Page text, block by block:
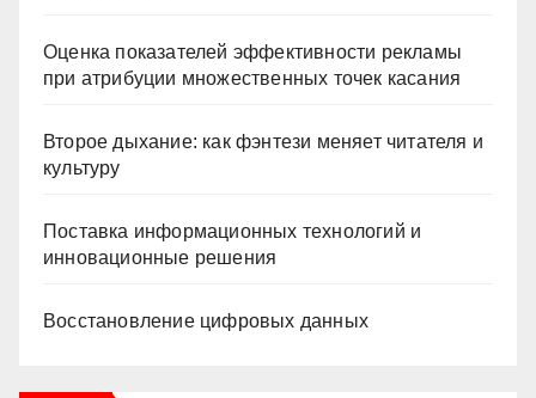
Оценка показателей эффективности рекламы
при атрибуции множественных точек касания
Второе дыхание: как фэнтези меняет читателя и
культуру
Поставка информационных технологий и
инновационные решения
Восстановление цифровых данных